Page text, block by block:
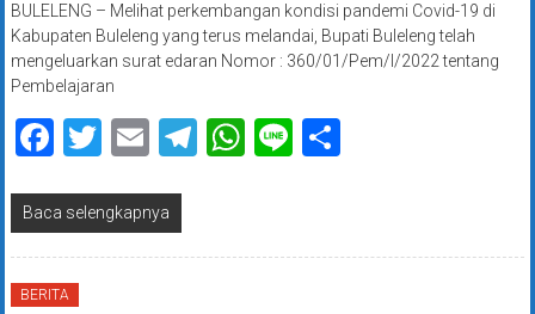
BULELENG – Melihat perkembangan kondisi pandemi Covid-19 di
Kabupaten Buleleng yang terus melandai, Bupati Buleleng telah
mengeluarkan surat edaran Nomor : 360/01/Pem/I/2022 tentang
Pembelajaran
Facebook
Twitter
EmailTelegram
WhatsApp
LineShare
Baca selengkapnya
BERITA